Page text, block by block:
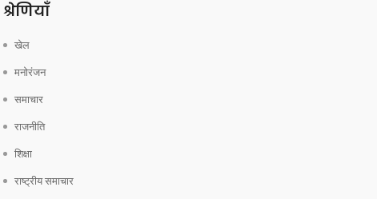
श्रेणियाँ
खेल
मनोरंजन
समाचार
राजनीति
शिक्षा
राष्ट्रीय समाचार